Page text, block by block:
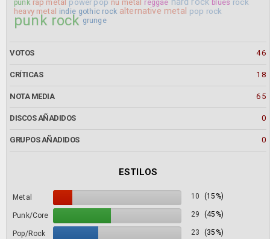
punk rap metal power pop nu metal reggae hard rock blues rock
heavy metal
indie gothic rock alternative metal pop rock
punk rock grunge
VOTOS 46
CRÍTICAS 18
NOTA MEDIA 65
DISCOS AÑADIDOS 0
GRUPOS AÑADIDOS 0
ESTILOS
Metal 10 (15%)
Punk/Core 29 (45%)
Pop/Rock 23 (35%)